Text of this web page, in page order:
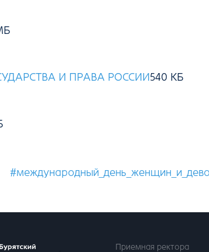
И ПРАВА РОССИИ
Приемная ректора